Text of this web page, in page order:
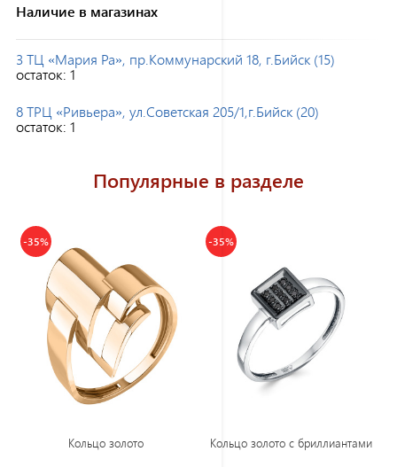
Наличие в магазинах
3 ТЦ «Мария Ра», пр.Коммунарский 18, г.Бийск (15)
остаток: 1
8 ТРЦ «Ривьера», ул.Советская 205/1,г.Бийск (20)
остаток: 1
Популярные в разделе
-35%
Кольцо золото
-35%
Кольцо золото с бриллиантами